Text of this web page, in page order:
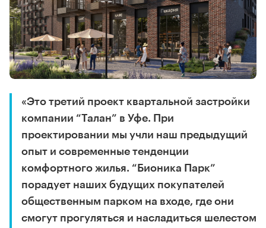
«Это третий проект квартальной застройки
компании “Талан” в Уфе. При
проектировании мы учли наш предыдущий
опыт и современные тенденции
комфортного жилья. “Бионика Парк”
порадует наших будущих покупателей
общественным парком на входе, где они
смогут прогуляться и насладиться шелестом